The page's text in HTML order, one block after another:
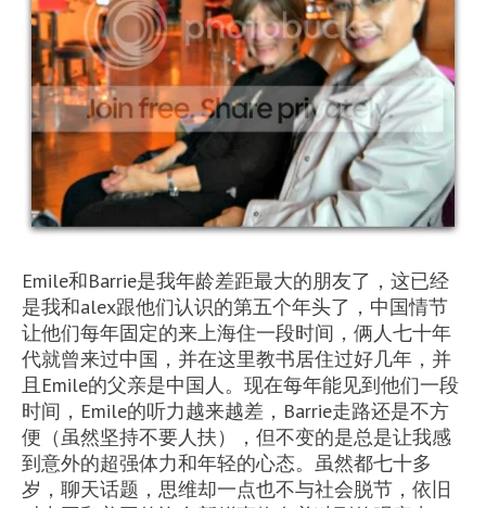
Emile和Barrie是我年龄差距最大的朋友了，这已经
是我和alex跟他们认识的第五个年头了，中国情节
让他们每年固定的来上海住一段时间，俩人七十年
代就曾来过中国，并在这里教书居住过好几年，并
且Emile的父亲是中国人。现在每年能见到他们一段
时间，Emile的听力越来越差，Barrie走路还是不方
便（虽然坚持不要人扶），但不变的是总是让我感
到意外的超强体力和年轻的心态。虽然都七十多
岁，聊天话题，思维却一点也不与社会脱节，依旧